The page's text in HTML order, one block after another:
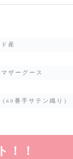
産
ザーグース
60番手サテン織り）
！！